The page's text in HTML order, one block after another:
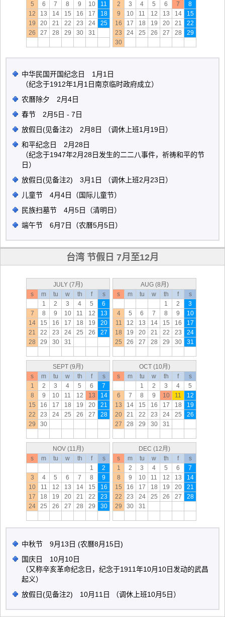
5
6 7 8 9 10
11
12
13 14 15 16 17
18
19
20 21 22 23 24
25
26
27 28 29 30 31
2
3 4 5 6 7
8
9
10 11 12 13 14
15
16
17 18 19 20 21
22
23
24 25 26 27 28
29
30
中华民国开国纪念日 1月1日
（纪念于1912年1月1日南京临时政府成立）
农曆除夕 2月4日
春节 2月5日 - 7日
放假日(见备注2) 2月8日 （调休上班1月19日）
和平纪念日 2月28日
（纪念于1947年2月28日发生的二二八事件，祈祷和平的节
日）
放假日(见备注2) 3月1日 （调休上班2月23日）
儿童节 4月4日（国际儿童节）
民族扫墓节 4月5日（清明日）
端午节 6月7日（农曆5月5日）
台湾 节假日 7月至12月
JULY (7月)
s
m tu w th f
s
1
2 3 4 5
6
7
8 9 10 11 12
13
14
15 16 17 18 19
20
21
22 23 24 25 26
27
28
29 30 31
AUG (8月)
s
m tu w th f
s
1
2
3
4
5 6 7 8 9
10
11
12 13 14 15 16
17
18
19 20 21 22 23
24
25
26 27 28 29 30 31
SEPT (9月)
s
m tu w th f
s
1
2 3 4 5 6
7
8
9 10 11 12 13
14
15
16 17 18 19 20
21
22
23 24 25 26 27
28
29
30
OCT (10月)
s
m tu w th f
s
1
2 3 4
5
6
7 8 9 10 11
12
13
14 15 16 17 18
19
20
21 22 23 24 25
26
27
28 29 30 31
NOV (11月)
s
m tu w th f
s
1
2
3
4 5 6 7 8
9
10
11 12 13 14 15
16
17
18 19 20 21 22
23
24
25 26 27 28 29 30
DEC (12月)
s
m tu w th f
s
1
2 3 4 5 6
7
8
9 10 11 12 13
14
15
16 17 18 19 20
21
22
23 24 25 26 27
28
29
30 31
中秋节 9月13日 (农曆8月15日)
国庆日 10月10日
（又称辛亥革命纪念日，纪念于1911年10月10日发动的武昌
起义）
放假日(见备注2) 10月11日 （调休上班10月5日）